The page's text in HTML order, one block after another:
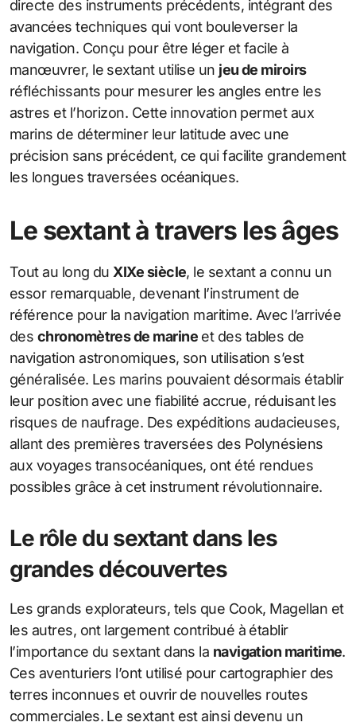
directe des instruments précédents, intégrant des
avancées techniques qui vont bouleverser la
navigation. Conçu pour être léger et facile à
manœuvrer, le sextant utilise un jeu de miroirs
réfléchissants pour mesurer les angles entre les
astres et l’horizon. Cette innovation permet aux
marins de déterminer leur latitude avec une
précision sans précédent, ce qui facilite grandement
les longues traversées océaniques.
Le sextant à travers les âges
Tout au long du XIXe siècle, le sextant a connu un
essor remarquable, devenant l’instrument de
référence pour la navigation maritime. Avec l’arrivée
des chronomètres de marineet des tables de
navigation astronomiques, son utilisation s’est
généralisée. Les marins pouvaient désormais établir
leur position avec une fiabilité accrue, réduisant les
risques de naufrage. Des expéditions audacieuses,
allant des premières traversées des Polynésiens
aux voyages transocéaniques, ont été rendues
possibles grâce à cet instrument révolutionnaire.
Le rôle du sextant dans les
grandes découvertes
Les grands explorateurs, tels que Cook, Magellan et
les autres, ont largement contribué à établir
l’importance du sextant dans la navigation maritime.
Ces aventuriers l’ont utilisé pour cartographier des
terres inconnues et ouvrir de nouvelles routes
commerciales. Le sextant est ainsi devenu un